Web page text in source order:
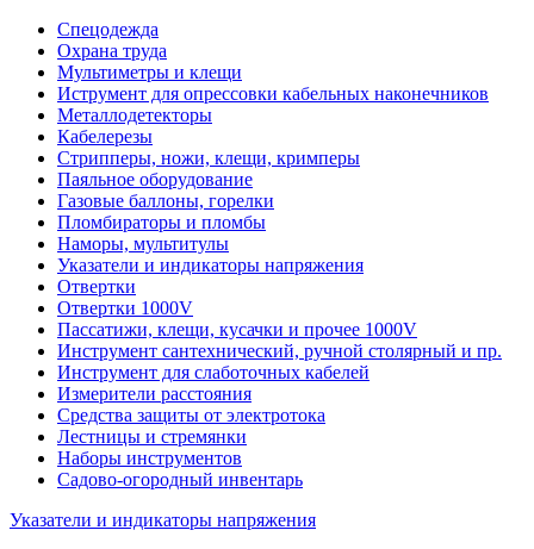
Спецодежда
Охрана труда
Мультиметры и клещи
Иструмент для опрессовки кабельных наконечников
Металлодетекторы
Кабелерезы
Стрипперы, ножи, клещи, кримперы
Паяльное оборудование
Газовые баллоны, горелки
Пломбираторы и пломбы
Наморы, мультитулы
Указатели и индикаторы напряжения
Отвертки
Отвертки 1000V
Пассатижи, клещи, кусачки и прочее 1000V
Инструмент сантехнический, ручной столярный и пр.
Инструмент для слаботочных кабелей
Измерители расстояния
Средства защиты от электротока
Лестницы и стремянки
Наборы инструментов
Садово-огородный инвентарь
Указатели и индикаторы напряжения